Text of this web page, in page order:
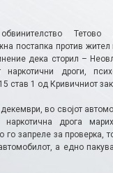
постапка против
дека сторил –
дроги,
став 1 од Кривичниот
во својот
дрога
го запреле за проверка,
а едно